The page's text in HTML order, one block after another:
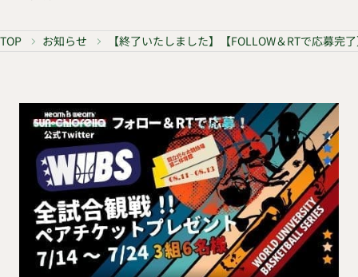
TOP お知らせ 【終了いたしました】【FOLLOW＆RTで応募